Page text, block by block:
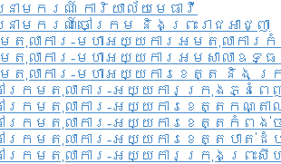
ាមករណ៍ ការិយាល័យ​មេធាវី​
ាមករណ៍​ចៅក្រម និងព្រះរាជអាជ្ញា
តុលាការ-មហាអយ្យការអមតុលាការ
តុលាការ-មហាអយ្យការអមសាលាឧទ្
តុលាការ-មហាអយ្យការខេត្ត និង ក្
ក្រមតុលាការ-អយ្យការក្រុងភ្នំពេ
ក្រមតុលាការ-អយ្យការខេត្តកណ្តា
ក្រមតុលាការ-អយ្យការខេត្តកំពង់ច
ក្រមតុលាការ-អយ្យការខេត្តបាត់ដំ
ៅក្រមតុលាការ-អយ្យការ​ក្រុងព្រះសី